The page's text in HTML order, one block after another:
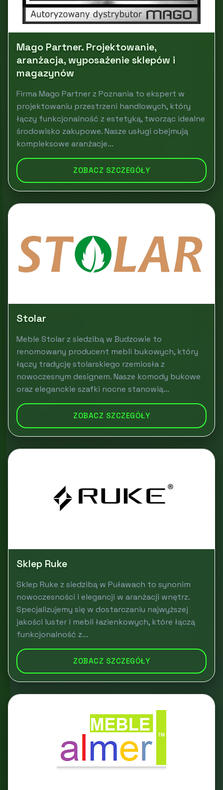
Mago Partner. Projektowanie,
aranżacja, wyposażenie sklepów i
magazynów
Firma Mago Partner z Poznania to ekspert w
projektowaniu przestrzeni handlowych, który
łączy funkcjonalność z estetyką, tworząc idealne
środowisko zakupowe. Nasze usługi obejmują
kompleksowe aranżacje...
ZOBACZ SZCZEGÓŁY
Stolar
Meble Stolar z siedzibą w Budzowie to
renomowany producent mebli bukowych, który
łączy tradycję stolarskiego rzemiosła z
nowoczesnym designem. Nasze komody bukowe
oraz eleganckie szafki nocne stanowią...
ZOBACZ SZCZEGÓŁY
Sklep Ruke
Sklep Ruke z siedzibą w Puławach to synonim
nowoczesności i elegancji w aranżacji wnętrz.
Specjalizujemy się w dostarczaniu najwyższej
jakości luster i mebli łazienkowych, które łączą
funkcjonalność z...
ZOBACZ SZCZEGÓŁY